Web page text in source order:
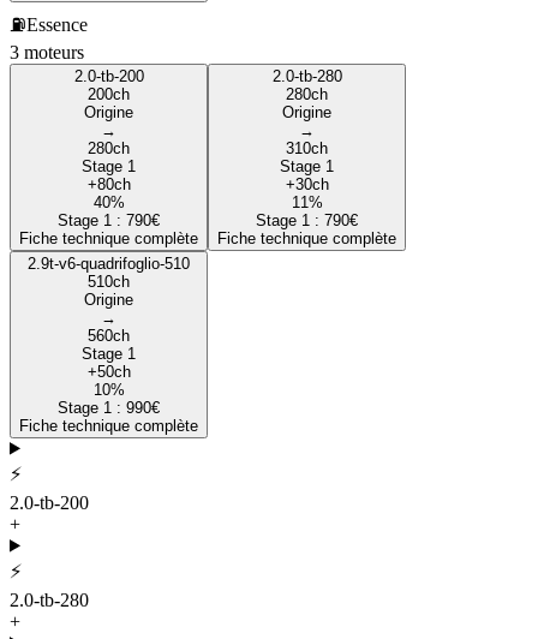
⛽Essence
3 moteurs
2.0-tb-200
200ch
Origine
→
280ch
Stage 1
+80ch
40%
Stage 1 : 790€
Fiche technique complète
2.0-tb-280
280ch
Origine
→
310ch
Stage 1
+30ch
11%
Stage 1 : 790€
Fiche technique complète
2.9t-v6-quadrifoglio-510
510ch
Origine
→
560ch
Stage 1
+50ch
10%
Stage 1 : 990€
Fiche technique complète
⚡
2.0-tb-200
+
⚡
2.0-tb-280
+